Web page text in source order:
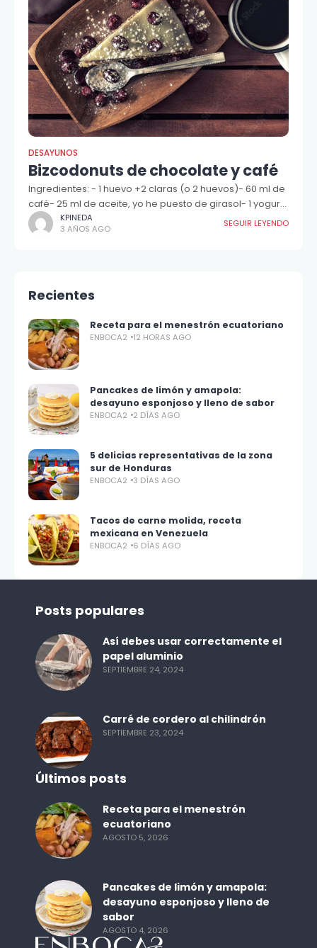
DESAYUNOS
Bizcodonuts de chocolate y café
Ingredientes: - 1 huevo +2 claras (o 2 huevos)- 60 ml de
café- 25 ml de aceite, yo he puesto de girasol- 1 yogur-
130 g de harina- 25 g
KPINEDA
3 AÑOS AGO
SEGUIR LEYENDO
Recientes
Receta para el menestrón ecuatoriano
ENBOCA2 12 HORAS AGO
Pancakes de limón y amapola:
desayuno esponjoso y lleno de sabor
ENBOCA2 2 DÍAS AGO
5 delicias representativas de la zona
sur de Honduras
ENBOCA2 3 DÍAS AGO
Tacos de carne molida, receta
mexicana en Venezuela
ENBOCA2 6 DÍAS AGO
Posts populares
Así debes usar correctamente el
papel aluminio
SEPTIEMBRE 24, 2024
Carré de cordero al chilindrón
SEPTIEMBRE 23, 2024
Últimos posts
Receta para el menestrón
ecuatoriano
AGOSTO 5, 2026
Pancakes de limón y amapola:
desayuno esponjoso y lleno de
sabor
AGOSTO 4, 2026